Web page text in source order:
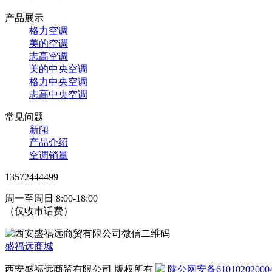
产品展示
格力空调
美的空调
志高空调
美的中央空调
格力中央空调
志高中央空调
常见问题
新闻
产品介绍
空调销量
13572444499
周一至周日 8:00-18:00
（仅收市话费）
盛福远商城
西安盛福远商贸有限公司 版权所有 陕公网安备